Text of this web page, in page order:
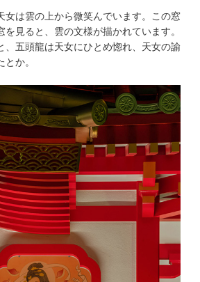
女は雲の上から微笑んでいます。この窓
を見ると、雲の文様が描かれています。
、五頭龍は天女にひとめ惚れ、天女の諭
か。